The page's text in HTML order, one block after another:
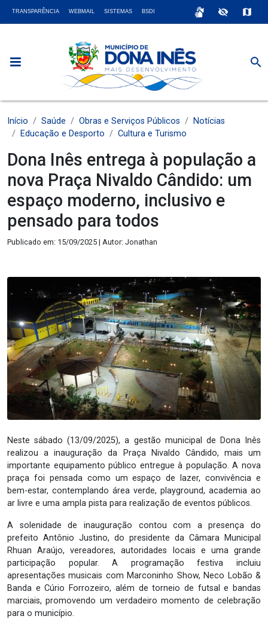
TRANSPARÊNCIA WEBMAIL SISTEMAS BSDI sign_language visibility_off map
search
Início Saúde Obras e Serviços Públicos
Notícias
Educação e Desporto
Cultura e Turismo
Dona Inês entrega à população a
nova Praça Nivaldo Cândido: um
espaço moderno, inclusivo e
pensado para todos
Publicado em: 15/09/2025 | Autor: Jonathan
Neste sábado (13/09/2025), a gestão municipal de Dona Inês
realizou a inauguração da Praça Nivaldo Cândido, mais um
importante equipamento público entregue à população. A nova
praça foi pensada como um espaço de lazer, convivência e
bem-estar, contemplando área verde, playground, academia ao
ar livre e uma ampla pista para realização de eventos públicos.
A solenidade de inauguração contou com a presença do
prefeito Antônio Justino, do presidente da Câmara Municipal
Rhuan Araújo, vereadores, autoridades locais e uma grande
participação popular. A programação festiva incluiu
apresentações musicais com Marconinho Show, Neco Lobão &
Banda e Cúrio Forrozeiro, além de torneio de futsal e bandas
marciais, promovendo um verdadeiro momento de celebração
para o município.